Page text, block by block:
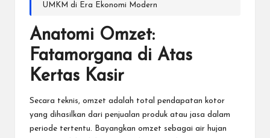
UMKM di Era Ekonomi Modern
Anatomi Omzet:
Fatamorgana di Atas
Kertas Kasir
Secara teknis, omzet adalah total pendapatan kotor
yang dihasilkan dari penjualan produk atau jasa dalam
periode tertentu. Bayangkan omzet sebagai air hujan